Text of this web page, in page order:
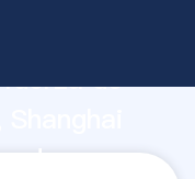
de
crea